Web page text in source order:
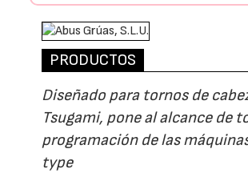
PRODUCTOS
Diseñado para tornos de
Tsugami, pone al alcance de
programación de las
type